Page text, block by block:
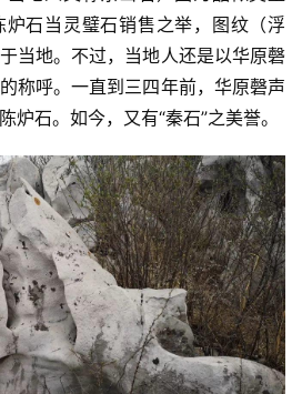
石当灵璧石销售之举，图纹（浮
当地。不过，当地人还是以华原磬
称呼。一直到三四年前，华原磬声
炉石。如今，又有“秦石”之美誉。